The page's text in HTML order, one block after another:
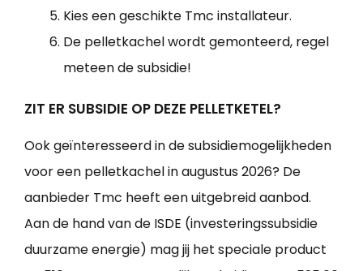
Kies een geschikte Tmc installateur.
De pelletkachel wordt gemonteerd, regel
meteen de subsidie!
ZIT ER SUBSIDIE OP DEZE PELLETKETEL?
Ook geïnteresseerd in de subsidiemogelijkheden
voor een pelletkachel in augustus 2026? De
aanbieder Tmc heeft een uitgebreid aanbod.
Aan de hand van de ISDE (investeringssubsidie
duurzame energie) mag jij het speciale product